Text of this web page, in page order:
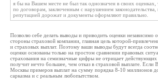
я бы на Вашем месте не был так однозначен в своих
по договорам, заключенным с нарушением
репутацией дорожат и документы оформляют правильно.
Позволю себе делать выводы и приводить оценки независимо
стороны страховой компании, главная цель которой-
и страховых выплат. Поэтому ваши выводы будут всегда
оценки основаны только на простом сравнении правовых
страхования на семизначные цифры не отрицает
получит нечто большее, чем отказ в страховой выплате.
Москвы примеров выплат на сумму порядка 8-10 миллионов
сарказма и с реальным любопытством.